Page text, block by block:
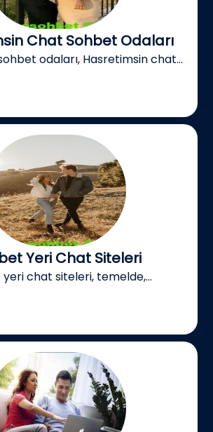
Chat Sohbet Odaları
odaları, Hasretimsin chat...
Yeri Chat Siteleri
chat siteleri, temelde,...